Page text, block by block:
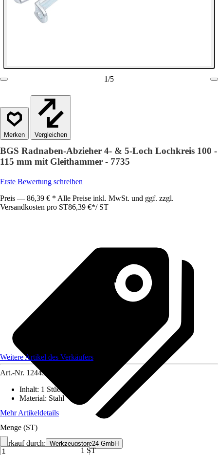
1/5
Vergleichen
BGS Radnaben-Abzieher 4- & 5-Loch Lochkreis 100 -
115 mm mit Gleithammer - 7735
Erste Bewertung schreiben
Preis — 86,39 € * Alle Preise inkl. MwSt. und ggf. zzgl.
Versandkosten pro ST86,39 €*/ ST
Verkauf durch: Werkzeugstore24 GmbH
Weitere Artikel des Verkäufers
Art.-Nr. 12445949
Inhalt: 1 Stück
Material: Stahl
Mehr Artikeldetails
Menge (ST)
1 ST